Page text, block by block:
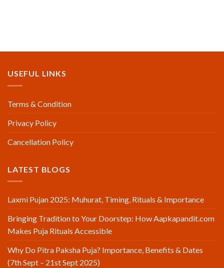
USEFUL LINKS
Terms & Condition
Privacy Policy
Cancellation Policy
LATEST BLOGS
Laxmi Pujan 2025: Muhurat, Timing, Rituals & Importance
Bringing Tradition to Your Doorstep: How Aapkapandit.com
Makes Puja Rituals Accessible
Why Do Pitra Paksha Puja? Importance, Benefits & Dates
(7th Sept – 21st Sept 2025)